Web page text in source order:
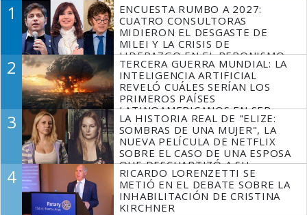
1
ENCUESTA RUMBO A 2027:
CUATRO CONSULTORAS
MIDIERON EL DESGASTE DE
MILEI Y LA CRISIS DE
LIDERAZGO EN EL PERONISMO
2
TERCERA GUERRA MUNDIAL: LA
INTELIGENCIA ARTIFICIAL
REVELÓ CUÁLES SERÍAN LOS
PRIMEROS PAÍSES
LATINOAMERICANOS EN SER
DERROTADOS
3
LA HISTORIA REAL DE "ELIZE:
SOMBRAS DE UNA MUJER", LA
NUEVA PELÍCULA DE NETFLIX
SOBRE EL CASO DE UNA ESPOSA
QUE DESCUARTIZÓ A SU
MARIDO
4
RICARDO LORENZETTI SE
METIÓ EN EL DEBATE SOBRE LA
INHABILITACIÓN DE CRISTINA
KIRCHNER